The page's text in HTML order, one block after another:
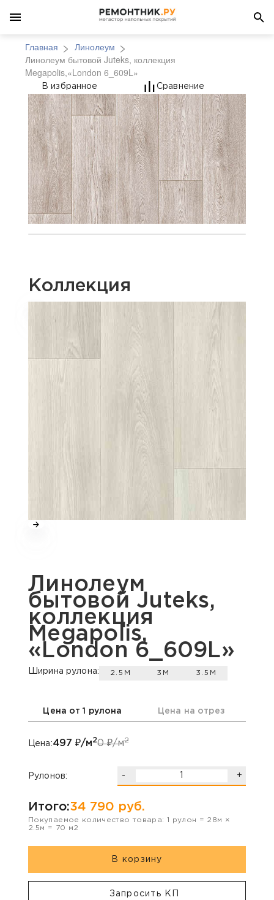
Главная
Линолеум
Линолеум бытовой Juteks, коллекция
Megapolis,«London 6_609L»
Линолеум бытовой
В избранное Сравнение
Коллекция
Линолеум
бытовой Juteks,
коллекция
Megapolis,
«London 6_609L»
Ширина рулона: 2.5М 3М 3.5М
Цена от 1 рулона Цена на отрез
Цена:497 ₽/м20₽/м2
Рулонов: - +
Итого:34 790 руб.
Покупаемое количество товара: 1 рулон = 28м ×
2.5м = 70 м2
В корзину
Запросить КП